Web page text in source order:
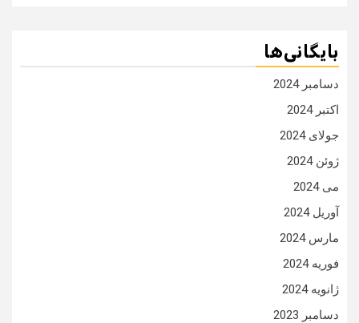
بایگانی‌ها
دسامبر 2024
اکتبر 2024
جولای 2024
ژوئن 2024
می 2024
آوریل 2024
مارس 2024
فوریه 2024
ژانویه 2024
دسامبر 2023